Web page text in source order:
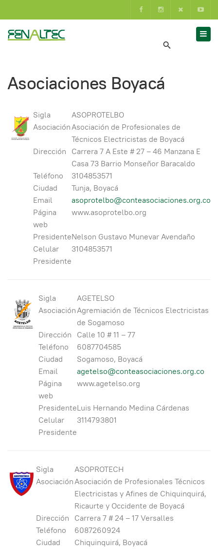
Asociaciones Boyacá
Sigla
ASOPROTELBO
AsociaciónAsociación de Profesionales de
Técnicos Electricistas de Boyacá
Dirección
Carrera 7 A Este # 27 – 46 Manzana E
Casa 73 Barrio Monseñor Baracaldo
Teléfono
3104853571
Ciudad
Tunja, Boyacá
Email
asoprotelbo@conteasociaciones.org.co
Página
web
www.asoprotelbo.org
PresidenteNelson Gustavo Munevar Avendaño
Celular
Presidente
3104853571
Sigla
AGETELSO
AsociaciónAgremiación de Técnicos Electricistas
de Sogamoso
Dirección
Calle 10 # 11 – 77
Teléfono
6087704585
Ciudad
Sogamoso, Boyacá
Email
agetelso@conteasociaciones.org.co
Página
web
www.agetelso.org
PresidenteLuis Hernando Medina Cárdenas
Celular
Presidente
3114793801
Sigla
ASOPROTECH
AsociaciónAsociación de Profesionales Técnicos
Electricistas y Afines de Chiquinquirá,
Ricaurte y Occidente de Boyacá
Dirección
Carrera 7 # 24 – 17 Versalles
Teléfono
6087260924
Ciudad
Chiquinquirá, Boyacá